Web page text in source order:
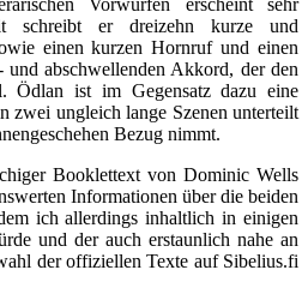
schreibt er dreizehn kurze und
einen kurzen Hornruf und einen
und abschwellenden Akkord, der den
Ödlan ist im Gegensatz dazu eine
zwei ungleich lange Szenen unterteilt
Bezug nimmt.
Booklettext von Dominic Wells
Informationen über die beiden
ich allerdings inhaltlich in einigen
und der auch erstaunlich nahe an
der offiziellen Texte auf Sibelius.fi